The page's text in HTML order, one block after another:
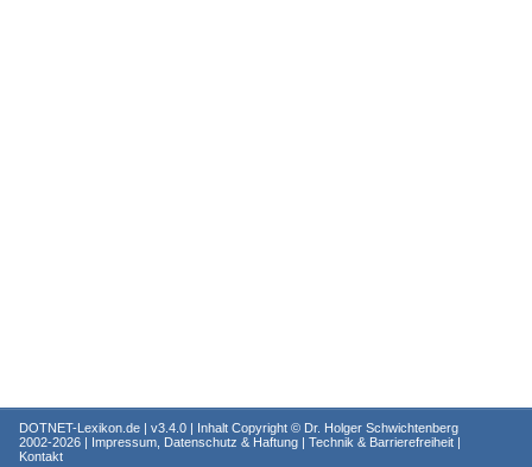
DOTNET-Lexikon.de | v3.4.0 | Inhalt Copyright © Dr. Holger Schwichtenberg
2002-2026 | Impressum, Datenschutz & Haftung | Technik & Barrierefreiheit |
Kontakt